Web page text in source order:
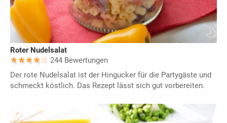
Roter Nudelsalat
244 Bewertungen
Der rote Nudelsalat ist der Hingucker für die Partygäste und
schmeckt köstlich. Das Rezept lässt sich gut vorbereiten.